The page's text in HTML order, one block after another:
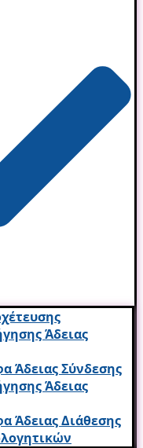
Άδειας
Άδειας Σύνδεσης
Άδειας
Άδειας Διάθεσης